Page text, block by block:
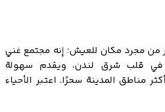
من مجرد مكان للعيش؛ إنه مجتمع غني
في قلب شرق لندن، ويقدم سهولة
مناطق المدينة سحرًا. اعتبر الأحياء